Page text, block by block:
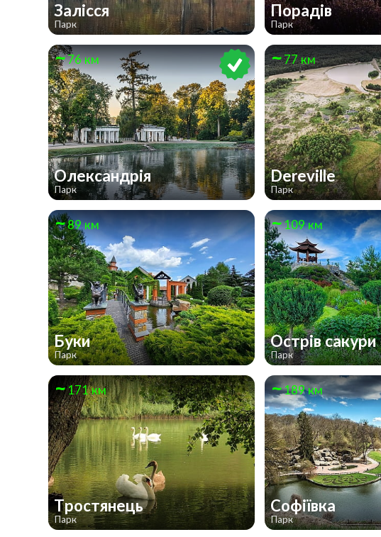
Залісся
Парк
Порадів
Парк
76 км
Олександрія
Парк
77 км
Dereville
Парк
89 км
Буки
Парк
109 км
Острів сакури
Парк
171 км
Тростянець
Парк
189 км
Софіївка
Парк